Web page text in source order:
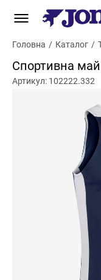
Головна / Каталог /
Спортивна
Артикул: 102222.332